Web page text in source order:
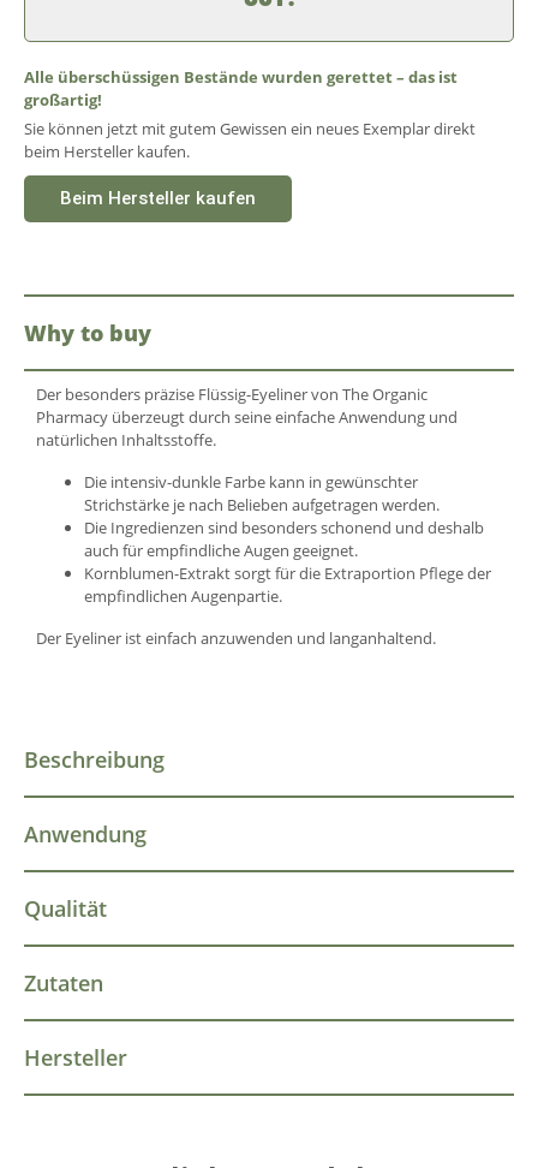
Alle überschüssigen Bestände wurden gerettet – das ist
großartig!
Sie können jetzt mit gutem Gewissen ein neues Exemplar direkt
beim Hersteller kaufen.
Beim Hersteller kaufen
Why to buy
Der besonders präzise Flüssig-Eyeliner von The Organic
Pharmacy überzeugt durch seine einfache Anwendung und
natürlichen Inhaltsstoffe.
Die intensiv-dunkle Farbe kann in gewünschter
Strichstärke je nach Belieben aufgetragen werden.
Die Ingredienzen sind besonders schonend und deshalb
auch für empfindliche Augen geeignet.
Kornblumen-Extrakt sorgt für die Extraportion Pflege der
empfindlichen Augenpartie.
Der Eyeliner ist einfach anzuwenden und langanhaltend.
Beschreibung
Anwendung
Qualität
Zutaten
Hersteller